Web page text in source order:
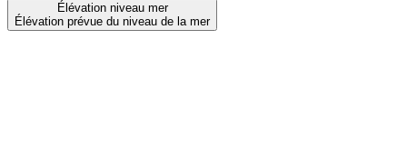
Élévation niveau mer
Élévation prévue du niveau de la mer